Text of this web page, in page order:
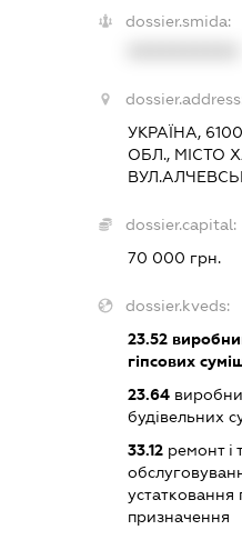
dossier.smida:
УКРАЇНА,
ОБЛ., МІСТО
dossier.capital:
70 000 грн.
dossier.kveds:
23.52
гіпсових
23.64
будівельних
33.12 ремонт і
призначення